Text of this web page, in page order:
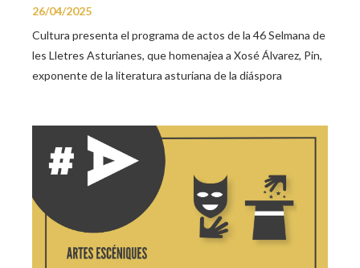
26/04/2025
Cultura presenta el programa de actos de la 46 Selmana de
les Lletres Asturianes, que homenajea a Xosé Álvarez, Pin,
exponente de la literatura asturiana de la diáspora